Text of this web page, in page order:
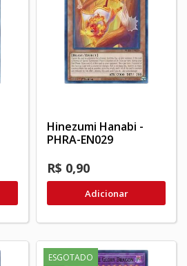
Hinezumi Hanabi -
PHRA-EN029
R$ 0,90
Adicionar
ESGOTADO